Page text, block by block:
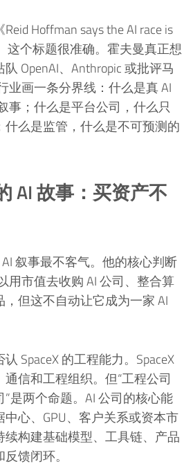
Hoffman says the AI race is
这个标题很准确。霍夫曼真正想
OpenAI、Anthropic 或批评马
业画一条分界线：什么是真 AI
事；什么是平台公司，什么只
么是监管，什么是不可预测的
AI 故事：买资产不
AI 叙事最不客气。他的核心判断
用市值去收购 AI 公司、整合算
但这不自动让它成为一家 AI
SpaceX 的工程能力。SpaceX
信和工程组织。但“工程公司
”是两个命题。AI 公司的核心能
心、GPU、客户关系或资本市
构建基础模型、工具链、产品
馈闭环。